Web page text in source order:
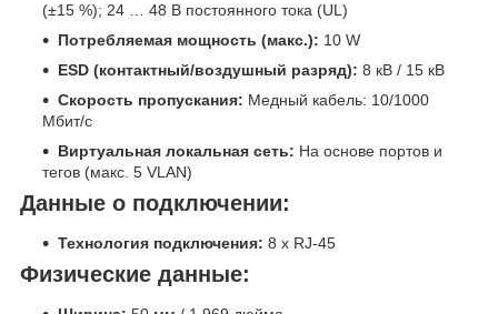
(±15 %); 24 … 48 В постоянного тока (UL)
Потребляемая мощность (макс.): 10 W
ESD (контактный/воздушный разряд): 8 кВ / 15 кВ
Скорость пропускания: Медный кабель: 10/1000
Мбит/с
Виртуальная локальная сеть: На основе портов и
тегов (макс. 5 VLAN)
Данные о подключении:
Технология подключения: 8 x RJ-45
Физические данные: